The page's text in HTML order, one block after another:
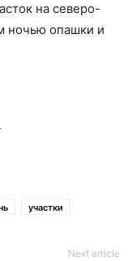
на северо-
ночью опашки и
участки
Next article